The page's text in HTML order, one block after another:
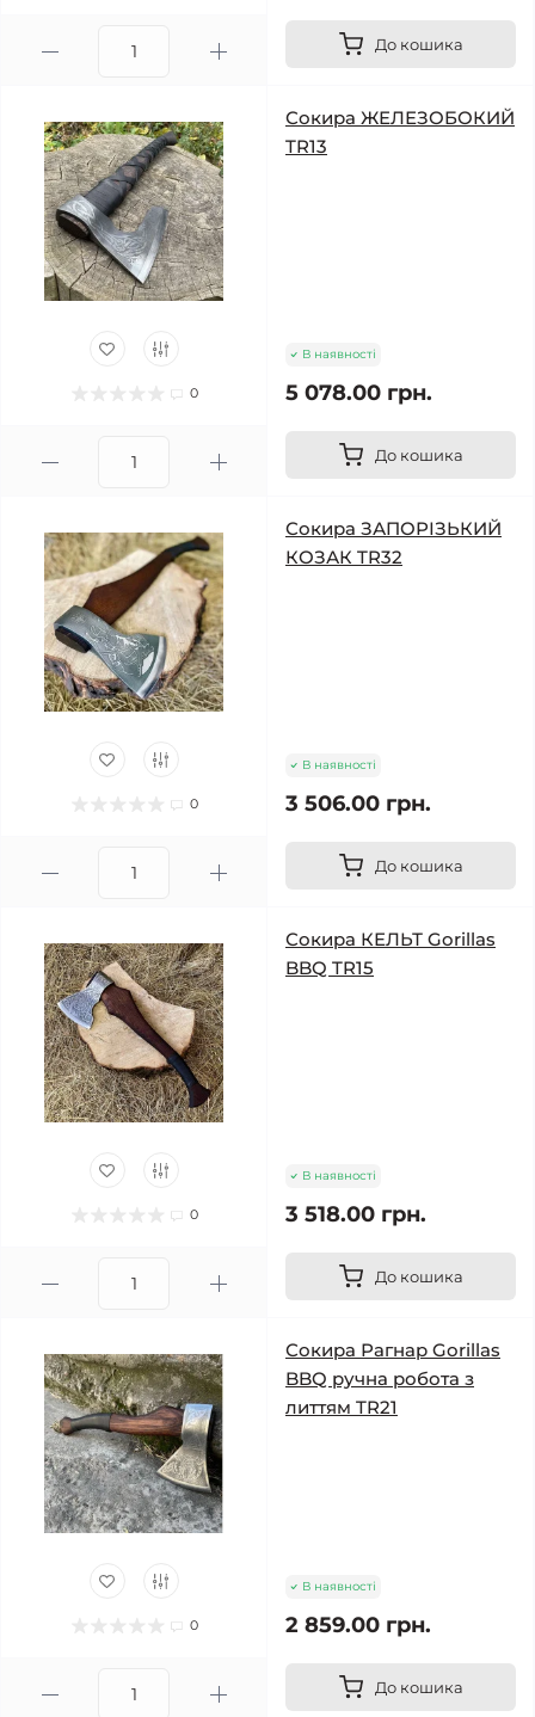
До кошика
0
Сокира ЖЕЛЕЗОБОКИЙ
TR13
В наявності
5 078.00 грн.
До кошика
0
Сокира ЗАПОРІЗЬКИЙ
КОЗАК TR32
В наявності
3 506.00 грн.
До кошика
0
Сокира КЕЛЬТ Gorillas
BBQ TR15
В наявності
3 518.00 грн.
До кошика
0
Сокира Рагнар Gorillas
BBQ ручна робота з
литтям TR21
В наявності
2 859.00 грн.
До кошика